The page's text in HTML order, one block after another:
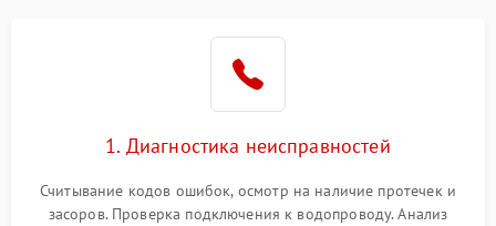
1700 ₽
циркуляционным насосом
2100 ₽ Подробнее →
1. Диагностика неисправностей
Считывание кодов ошибок, осмотр на наличие протечек и
засоров. Проверка подключения к водопроводу. Анализ